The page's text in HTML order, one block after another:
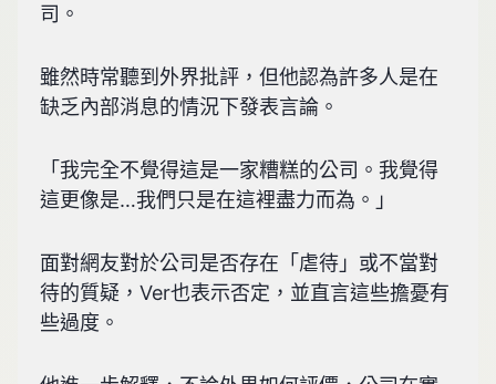
司。
雖然時常聽到外界批評，但他認為許多人是在
缺乏內部消息的情況下發表言論。
「我完全不覺得這是一家糟糕的公司。我覺得
這更像是…我們只是在這裡盡力而為。」
面對網友對於公司是否存在「虐待」或不當對
待的質疑，Ver也表示否定，並直言這些擔憂有
些過度。